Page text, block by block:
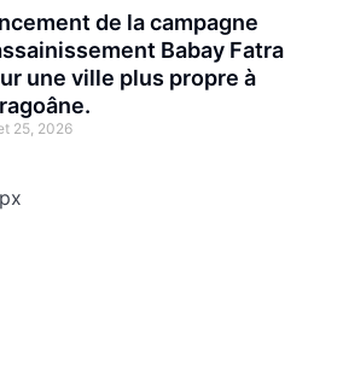
de la campagne
Babay Fatra
une ville plus propre à
25, 2026